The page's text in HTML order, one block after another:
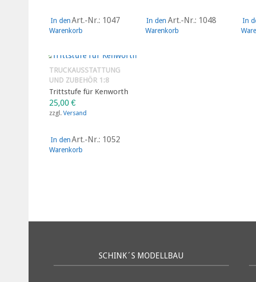
In den
Warenkorb
Art.-Nr.: 1047
In den
Warenkorb
Art.-Nr.: 1048
In
TRUCKAUSSTATTUNG
UND ZUBEHÖR 1:8
Trittstufe für Kenworth
25,00 €
zzgl. Versand
In den
Warenkorb
Art.-Nr.: 1052
SCHINK´S MODELLBAU